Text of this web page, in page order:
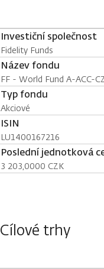
Investiční společnost
Fidelity Funds
Název fondu
FF - World Fund A-ACC-
Typ fondu
Akciové
ISIN
LU1400167216
Poslední jednotková
3 203,0000 CZK
Cílové trhy